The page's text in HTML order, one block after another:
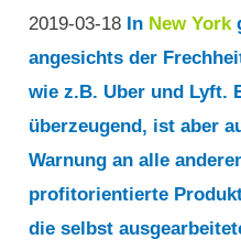
2019-03-18 In New York
angesichts der
wie z.B. Uber und Lyft.
überzeugend, ist aber
Warnung an alle
profitorientierte
die selbst